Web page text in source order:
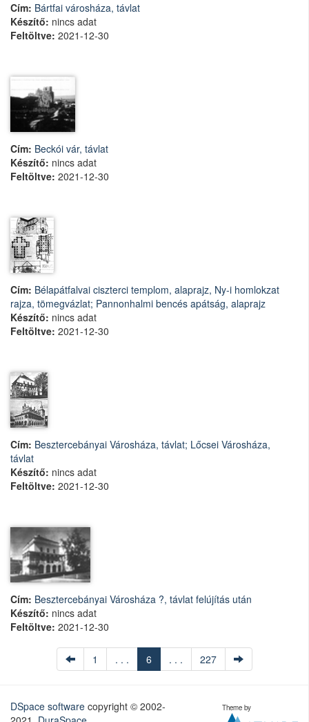
Cím: Bártfai városháza, távlat
Készítő: nincs adat
Feltöltve: 2021-12-30
Cím: Beckói vár, távlat
Készítő: nincs adat
Feltöltve: 2021-12-30
Cím: Bélapátfalvai ciszterci templom, alaprajz, Ny-i homlokzat
rajza, tömegvázlat; Pannonhalmi bencés apátság, alaprajz
Készítő: nincs adat
Feltöltve: 2021-12-30
Cím: Besztercebányai Városháza, távlat; Lőcsei Városháza,
távlat
Készítő: nincs adat
Feltöltve: 2021-12-30
Cím: Besztercebányai Városháza ?, távlat felújítás után
Készítő: nincs adat
Feltöltve: 2021-12-30
1 . . . 6 . . . 227
DSpace software copyright © 2002-
Theme by